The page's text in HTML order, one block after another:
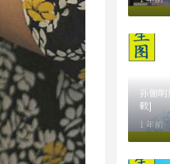
孙俪
载]
1 年前